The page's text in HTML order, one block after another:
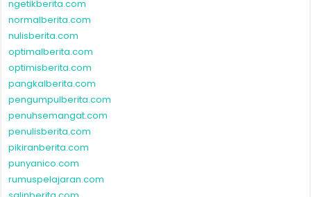
ngetikberita.com
normalberita.com
nulisberita.com
optimalberita.com
optimisberita.com
pangkalberita.com
pengumpulberita.com
penuhsemangat.com
penulisberita.com
pikiranberita.com
punyanico.com
rumuspelajaran.com